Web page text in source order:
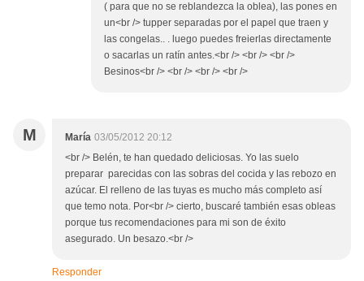
( para que no se reblandezca la oblea), las pones en
un<br /> tupper separadas por el papel que traen y
las congelas.. . luego puedes freierlas directamente
o sacarlas un ratín antes.<br /> <br /> <br />
Besinos<br /> <br /> <br /> <br />
M María 03/05/2012 20:12
<br /> Belén, te han quedado deliciosas. Yo las suelo
preparar parecidas con las sobras del cocida y las rebozo en
azúcar. El relleno de las tuyas es mucho más completo así
que temo nota. Por<br /> cierto, buscaré también esas obleas
porque tus recomendaciones para mi son de éxito
asegurado. Un besazo.<br />
Responder